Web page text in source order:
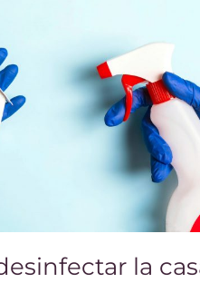
la